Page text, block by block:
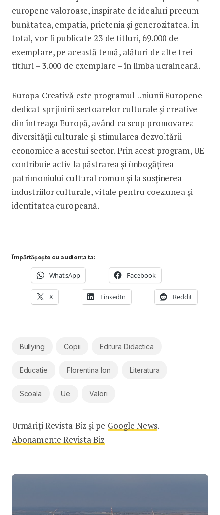
europene valoroase, inspirate de idealuri precum
bunătatea, empatia, prietenia și generozitatea. În
total, vor fi publicate 23 de titluri, 69.000 de
exemplare, pe această temă, alături de alte trei
titluri – 3.000 de exemplare – în limba ucraineană.
Europa Creativă este programul Uniunii Europene
dedicat sprijinirii sectoarelor culturale și creative
din întreaga Europă, având ca scop promovarea
diversității culturale și stimularea dezvoltării
economice a acestui sector. Prin acest program, UE
contribuie activ la păstrarea și îmbogățirea
patrimoniului cultural comun și la susținerea
industriilor culturale, vitale pentru coeziunea și
identitatea europeană.
Împărtășește cu audiența ta:
WhatsApp Facebook
X LinkedIn Reddit
Bullying Copii Editura Didactica
Educatie Florentina Ion Literatura
Scoala Ue Valori
Urmăriți Revista Biz și pe Google News.
Abonamente Revista Biz